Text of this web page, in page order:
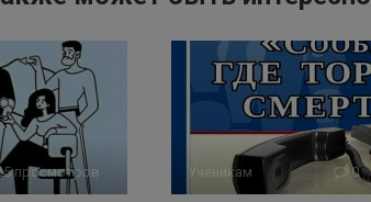
просмотров Ученикам 0